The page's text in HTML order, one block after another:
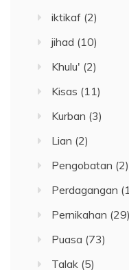
iktikaf (2)
jihad (10)
Khulu' (2)
Kisas (11)
Kurban (3)
Lian (2)
Pengobatan (2)
Perdagangan
Pernikahan (29)
Puasa (73)
Talak (5)